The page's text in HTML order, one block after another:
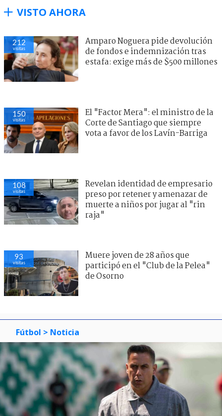
VISTO AHORA
212
visitas
Amparo Noguera pide devolución
de fondos e indemnización tras
estafa: exige más de $500 millones
150
visitas
El "Factor Mera": el ministro de la
Corte de Santiago que siempre
vota a favor de los Lavín-Barriga
108
visitas
Revelan identidad de empresario
preso por retener y amenazar de
muerte a niños por jugar al "rin
raja"
93
visitas
Muere joven de 28 años que
participó en el "Club de la Pelea"
de Osorno
Fútbol > Noticia